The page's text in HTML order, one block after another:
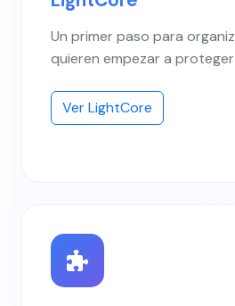
Un primer paso para
quieren empezar a
Ver LightCore